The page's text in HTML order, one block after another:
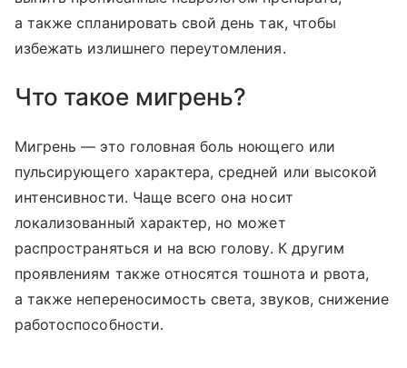
а также спланировать свой день так, чтобы
избежать излишнего переутомления.
Что такое мигрень?
Мигрень — это головная боль ноющего или
пульсирующего характера, средней или высокой
интенсивности. Чаще всего она носит
локализованный характер, но может
распространяться и на всю голову. К другим
проявлениям также относятся тошнота и рвота,
а также непереносимость света, звуков, снижение
работоспособности.